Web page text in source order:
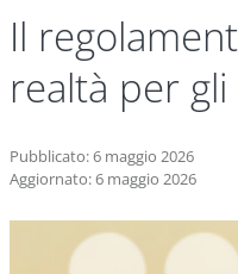
Il
realtà per
Pubblicato: 6 maggio 2026
Aggiornato: 6 maggio 2026